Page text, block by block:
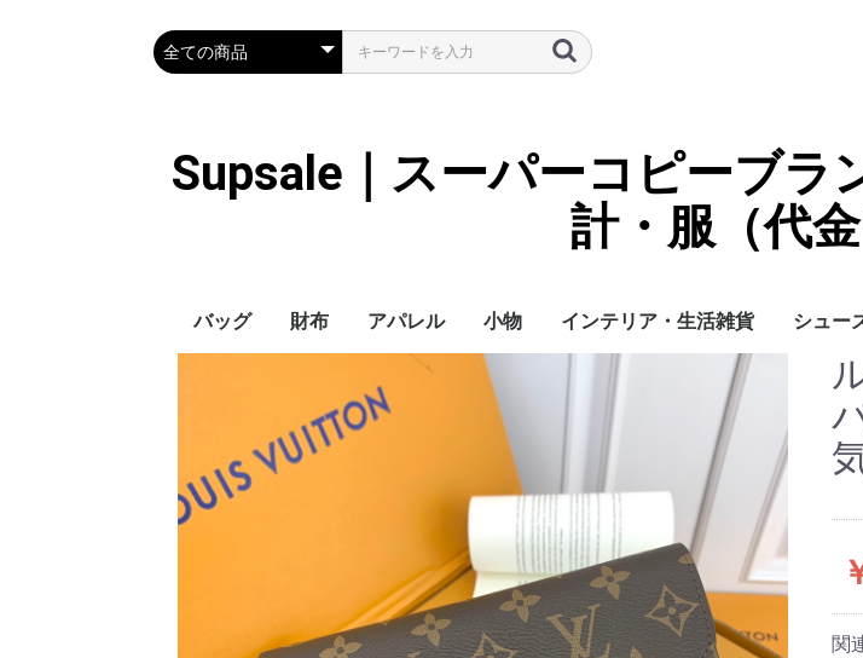
Supsale｜スーパーコピーブラ
計・服（代金
バッグ 財布
LOUIS VUITTON
アパレル
ハイブランド
Supreme
Miu Miu
アウター
LOUIS VUITTON
MONCLER
Adidas
THE NORTH FACE
CHANEL
𝗖𝗔𝗡𝗔𝗗𝗔 𝗚𝗢𝗢𝗦𝗘
DIOR
GUCCI
VERSACE
BALENCIAGA
FENDI
子供服切れ
小物
ぼうし
ネクタイ
ハンカチ
スマホケース
サングラス・アイウェ
ア
アクセサリー
マフラー/スカーフ
傘 LOUIS
CHANEL
HERMES
GUCCI
DIOR
FENDI
LINEID：
バッグチャーム
バッグストラップ
カード（コイン）ケー
ス
キーケース
時計
手袋
ヘアアクセサリー
インテリア・生活雑貨
ブランケット
カーペット絨毯
クッションカバー/ク
ッション
小物入れ収納ボックス
バスタオル
QRコード
シュー
レディ
メンズ/
Gucci
Chanel
関